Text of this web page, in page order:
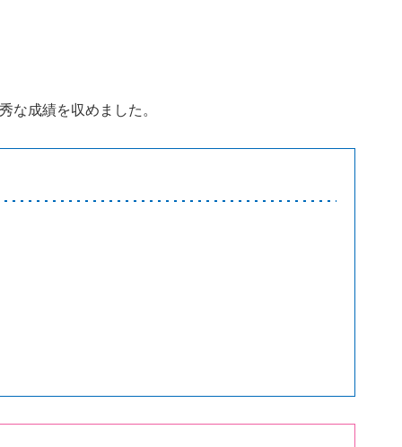
な成績を収めました。